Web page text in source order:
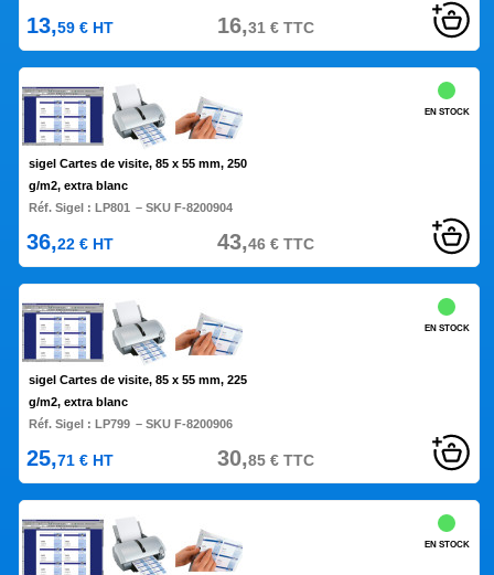
13,59 € HT 16,31 €TTC
sigel Cartes de visite, 85 x 55 mm, 250
g/m2, extra blanc
Réf. Sigel :LP801 – SKU F-8200904
EN STOCK
36,22 € HT 43,46€TTC
sigel Cartes de visite, 85 x 55 mm, 225
g/m2, extra blanc
Réf. Sigel :LP799 – SKU F-8200906
EN STOCK
25,71 € HT 30,85€TTC
EN STOCK